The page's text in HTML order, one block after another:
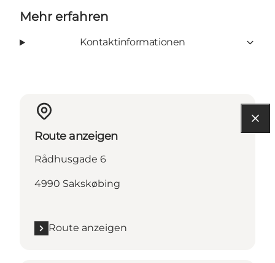
Mehr erfahren
Kontaktinformationen
Route anzeigen
Rådhusgade 6
4990 Sakskøbing
Route anzeigen